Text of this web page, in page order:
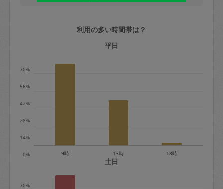
定期契約をキャンセルする場合、毎週定
期は月2回まで隔週定期は月1回までキャ
※キャンセル料金の設定について：
定期依頼1回（3時間）の金額とスポット
利用の多い時間帯は？
平日
0%
14%
28%
42%
56%
70%
9時 13時 18時
土日
70%